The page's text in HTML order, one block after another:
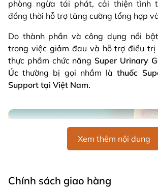
phòng ngừa tái phát, cải thiện tình
đồng thời hỗ trợ tăng cường tổng hợp
Do thành phần và công dụng nổi
trong việc giảm đau và hỗ trợ điều trị
thực phẩm chức năng Super Urinary
Úcthường bị gọi nhầm là thuốc
Support tại Việt Nam.
Xem thêm nội dung
Chính sách giao hàng